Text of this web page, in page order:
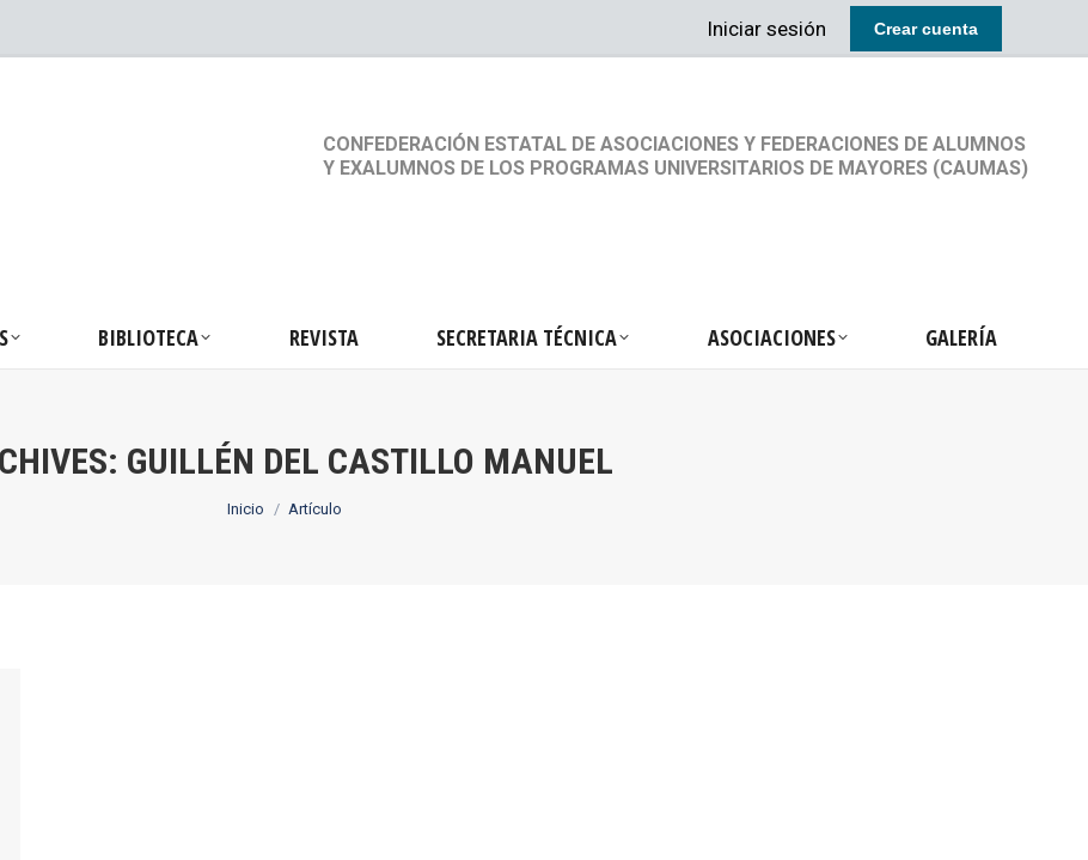
Iniciar sesión Crear cuenta
CONFEDERACIÓN ESTATAL DE ASOCIACIONES Y FEDERACIONES DE ALUMNOS
Y EXALUMNOS DE LOS PROGRAMAS UNIVERSITARIOS DE MAYORES (CAUMAS)
BIBLIOTECA REVISTA SECRETARIA TÉCNICA ASOCIACIONES GALERÍA
GUILLÉN DEL CASTILLO MANUEL
Estás aquí:
Inicio Artículo